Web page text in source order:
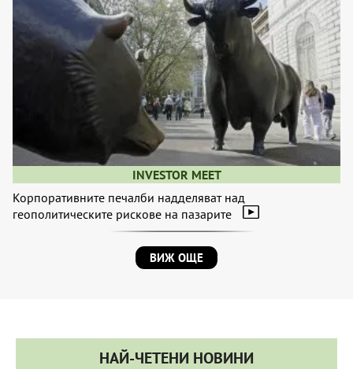
INVESTOR MEET
Корпоративните печалби надделяват над
геополитическите рискове на пазарите
ВИЖ ОЩЕ
НАЙ-ЧЕТЕНИ НОВИНИ